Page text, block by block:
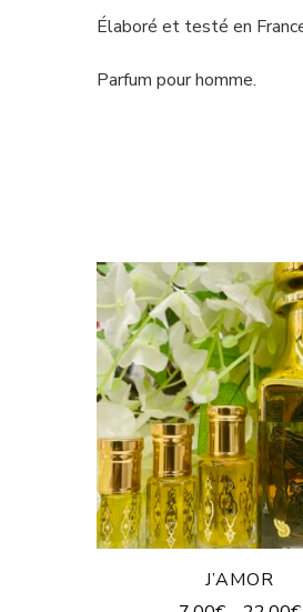
Élaboré et testé en
Parfum pour homme.
J’AMOR